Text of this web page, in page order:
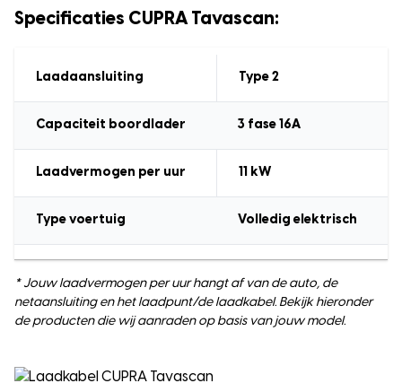
Specificaties CUPRA Tavascan:
Laadaansluiting Type 2
Capaciteit boordlader 3 fase 16A
Laadvermogen per uur 11 kW
Type voertuig Volledig elektrisch
* Jouw laadvermogen per uur hangt af van de auto, de
netaansluiting en het laadpunt/de laadkabel. Bekijk hieronder
de producten die wij aanraden op basis van jouw model.